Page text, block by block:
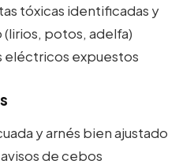
tóxicas identificadas y
potos, adelfa)
eléctricos expuestos
y arnés bien ajustado
de cebos